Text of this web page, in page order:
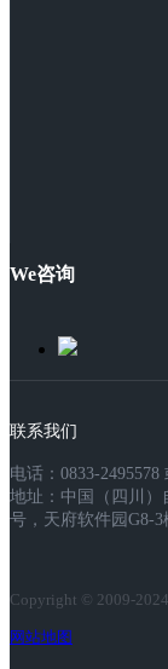
We咨询
联系我们
电话：0833-2495578
地址：中国（四川）
号，天府软件园G8-3
Copyright © 2009-
网站地图